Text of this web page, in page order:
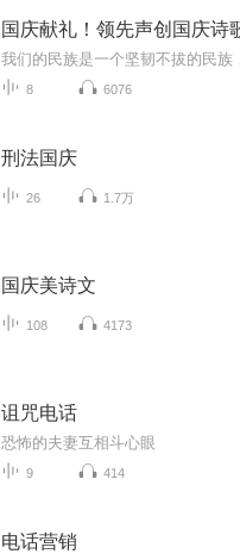
国庆献礼！领先声创国庆诗
8 6076
刑法国庆
26 1.7万
国庆美诗文
108 4173
诅咒电话
恐怖的夫妻互相斗心眼
9 414
电话营销